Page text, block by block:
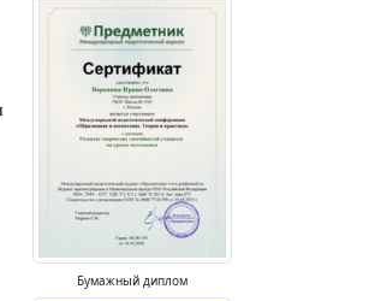
Бумажный диплом